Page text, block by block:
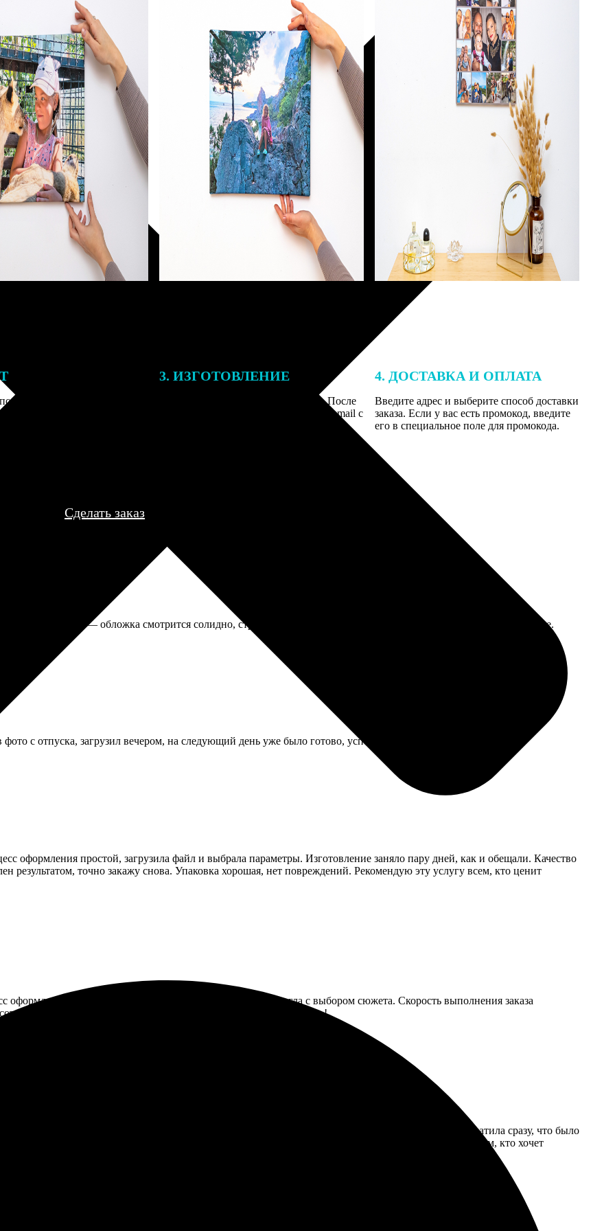
заказа к печати
могут связаться с Вами
телефону или email для
деталей.
3. ИЗГОТОВЛЕНИЕ
Оплатите заказ банковской картой. После
оплаты получите подтверждение на email с
описанием заказа. Когда отправим заказ
4. ДОСТАВКА И ОПЛАТА
Введите адрес и выберите способ доставки
заказа. Если у вас есть промокод, введите
его в специальное поле для промокода.
Сделать заказ
недели. Получил — обложка смотрится солидно, страницы хорошо прошиты. Жене очень понравилось, это главное.
с отпуска, загрузил вечером, на следующий день уже было готово, успел к приезду гостей.
оформления простой, загрузила файл и выбрала параметры. Изготовление заняло пару дней, как и обещали. Качество
результатом, точно закажу снова. Упаковка хорошая, нет повреждений. Рекомендую эту услугу всем, кто ценит
оформления прост и интуитивно понятен. Менеджер помогла с выбором сюжета. Скорость выполнения заказа
Я в восторге от яркости и четкости! Обязательно вернусь опять!
сайте оказался простым и понятным. Выбор шаблонов и оформление заняли немного времени. Оплатила сразу, что было
Качество печати просто супер! Картина выглядит как настоящая работа художника. Рекомендую всем, кто хочет